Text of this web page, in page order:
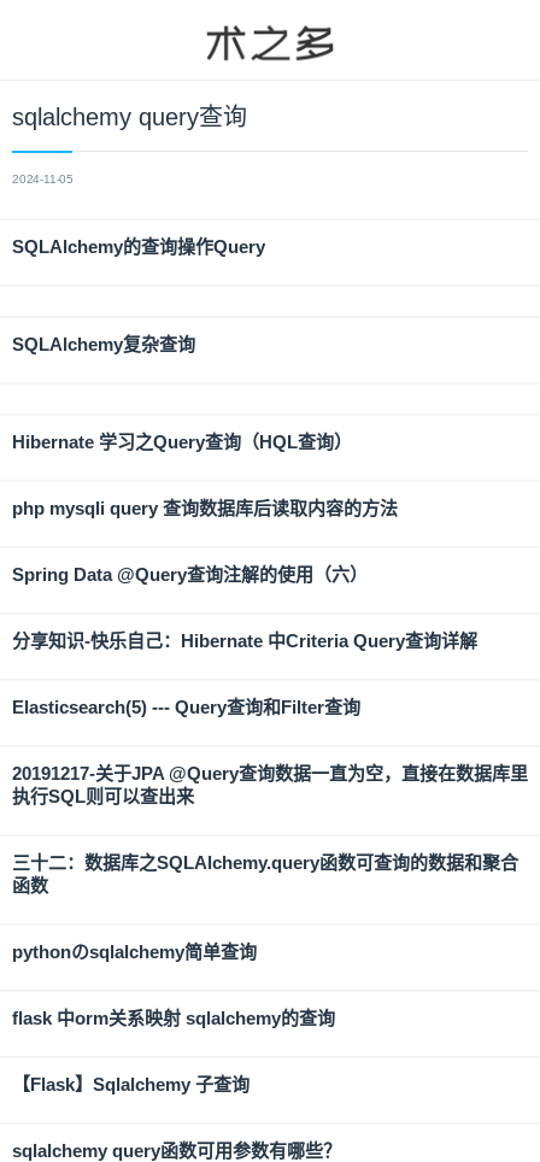
sqlalchemy query查询
2024-11-05
SQLAlchemy的查询操作Query
SQLAlchemy复杂查询
Hibernate 学习之Query查询（HQL查询）
php mysqli query 查询数据库后读取内容的方法
Spring Data @Query查询注解的使用（六）
分享知识-快乐自己：Hibernate 中Criteria Query查询详解
Elasticsearch(5) --- Query查询和Filter查询
20191217-关于JPA @Query查询数据一直为空，直接在数据库里
执行SQL则可以查出来
三十二：数据库之SQLAlchemy.query函数可查询的数据和聚合
函数
pythonのsqlalchemy简单查询
flask 中orm关系映射 sqlalchemy的查询
【Flask】Sqlalchemy 子查询
sqlalchemy query函数可用参数有哪些？